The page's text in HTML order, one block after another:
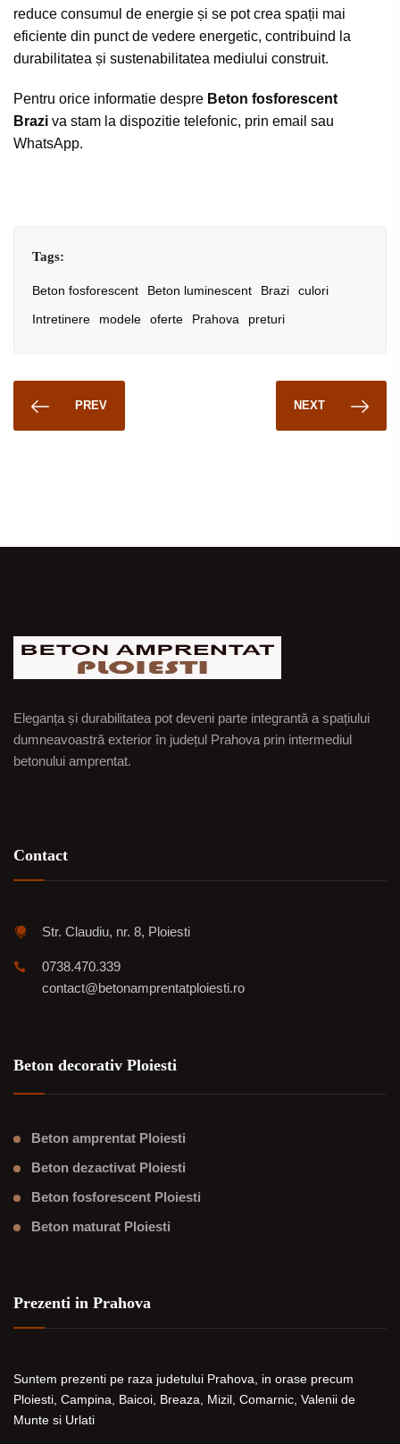
reduce consumul de energie și se pot crea spații mai
eficiente din punct de vedere energetic, contribuind la
durabilitatea și sustenabilitatea mediului construit.
Pentru orice informatie despre Beton fosforescent
Brazi va stam la dispozitie telefonic, prin email sau
WhatsApp.
Tags:
Beton fosforescent Beton luminescent Brazi
culori
Intretinere
modele oferte Prahova preturi
PREV NEXT
Eleganța și durabilitatea pot deveni parte integrantă a spațiului
dumneavoastră exterior în județul Prahova prin intermediul
betonului amprentat.
Contact
Str. Claudiu, nr. 8, Ploiesti
0738.470.339
contact@betonamprentatploiesti.ro
Beton decorativ Ploiesti
Beton amprentat Ploiesti
Beton dezactivat Ploiesti
Beton fosforescent Ploiesti
Beton maturat Ploiesti
Prezenti in Prahova
Suntem prezenti pe raza judetului Prahova, in orase precum
Ploiesti, Campina, Baicoi, Breaza, Mizil, Comarnic, Valenii de
Munte si Urlati